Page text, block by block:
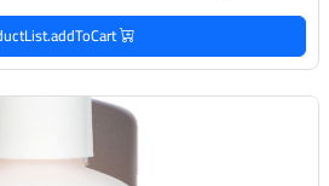
productList.addToCart